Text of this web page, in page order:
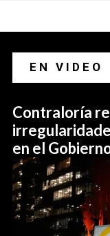
EN VIDEO
Contraloría
en el